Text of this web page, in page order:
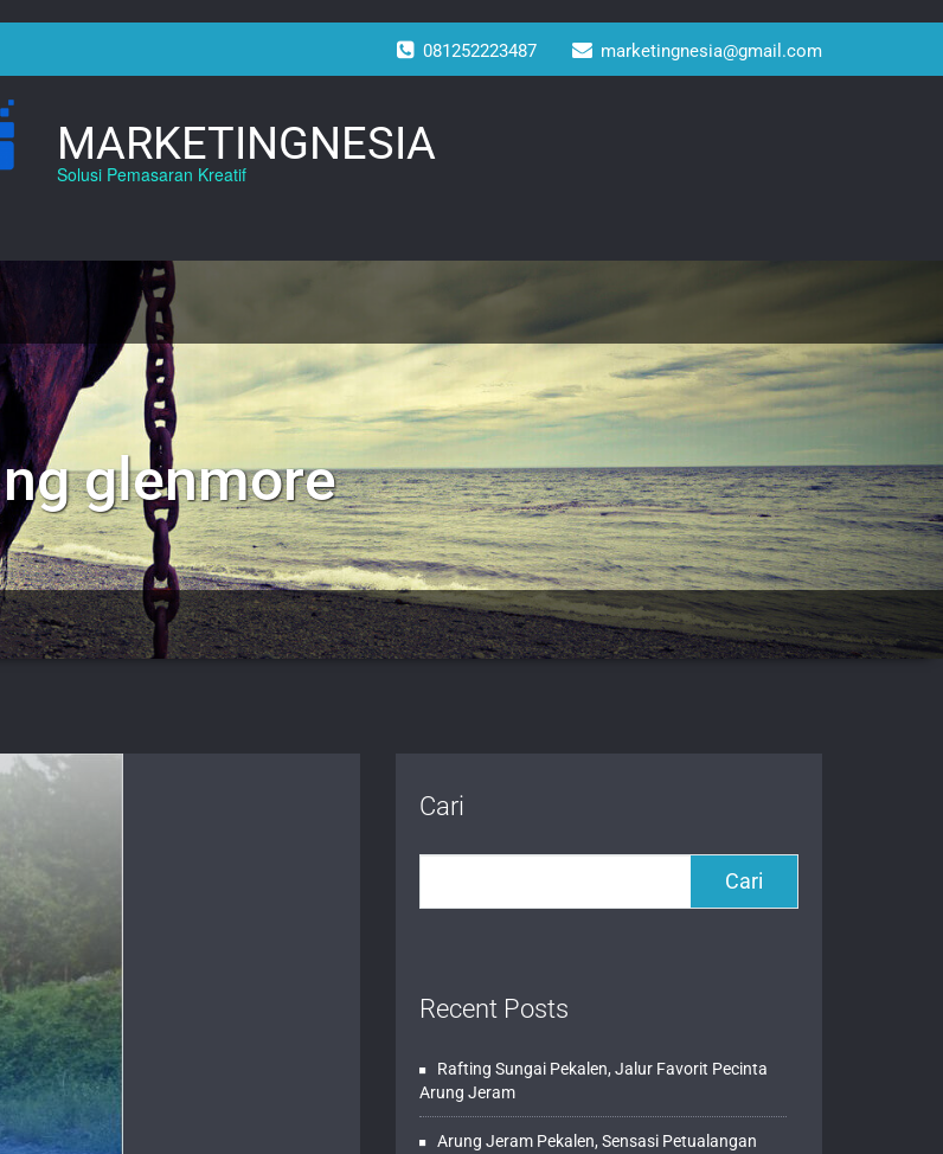
081252223487 marketingnesia@gmail.com
MARKETINGNESIA
Solusi Pemasaran Kreatif
glenmore
Cari
Cari
Recent Posts
Rafting Sungai Pekalen, Jalur Favorit Pecinta
Arung Jeram
Arung Jeram Pekalen, Sensasi Petualangan